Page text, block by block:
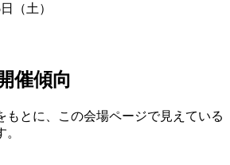
（土）
催傾向
もとに、この会場ページで見えている